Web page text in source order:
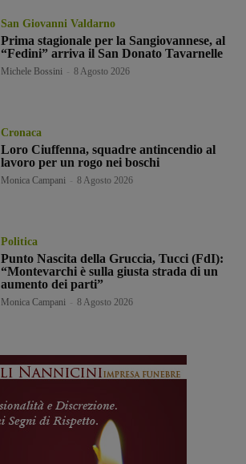
San Giovanni Valdarno
Prima stagionale per la Sangiovannese, al
“Fedini” arriva il San Donato Tavarnelle
Michele Bossini 8 Agosto 2026
Cronaca
Loro Ciuffenna, squadre antincendio al
lavoro per un rogo nei boschi
Monica Campani 8 Agosto 2026
Politica
Punto Nascita della Gruccia, Tucci (FdI):
“Montevarchi è sulla giusta strada di un
aumento dei parti”
Monica Campani 8 Agosto 2026